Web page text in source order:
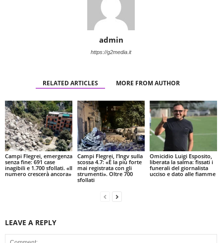
admin
https://g2media.it
RELATED ARTICLES MORE FROM AUTHOR
Campi Flegrei, emergenza
senza fine: 691 case
inagibili e 1.700 sfollati. «Il
numero crescerà ancora»
Campi Flegrei, l’Ingv sulla
scossa 4.7: «È la più forte
mai registrata con gli
strumenti». Oltre 700
sfollati
Omicidio Luigi Esposito,
liberata la salma: fissati i
funerali del giornalista
ucciso e dato alle fiamme
LEAVE A REPLY